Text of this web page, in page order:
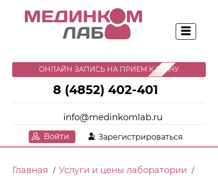
ОНЛАЙН ЗАПИСЬ НА ПРИЕМ К ВРАЧУ
8 (4852) 402-401
info@medinkomlab.ru
Войти Зарегистрироваться
Главная / Услуги и цены лаборатории /